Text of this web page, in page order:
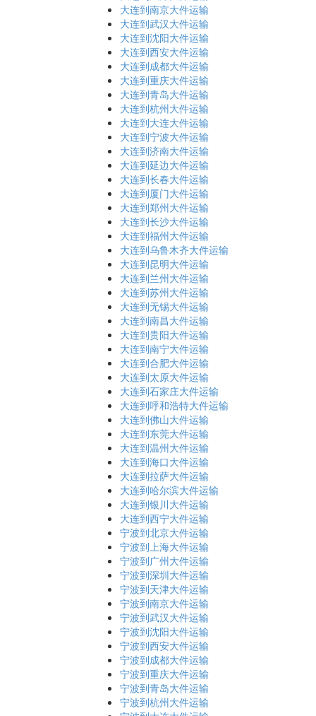
大连到南京大件运输
大连到武汉大件运输
大连到沈阳大件运输
大连到西安大件运输
大连到成都大件运输
大连到重庆大件运输
大连到青岛大件运输
大连到杭州大件运输
大连到大连大件运输
大连到宁波大件运输
大连到济南大件运输
大连到延边大件运输
大连到长春大件运输
大连到厦门大件运输
大连到郑州大件运输
大连到长沙大件运输
大连到福州大件运输
大连到乌鲁木齐大件运输
大连到昆明大件运输
大连到兰州大件运输
大连到苏州大件运输
大连到无锡大件运输
大连到南昌大件运输
大连到贵阳大件运输
大连到南宁大件运输
大连到合肥大件运输
大连到太原大件运输
大连到石家庄大件运输
大连到呼和浩特大件运输
大连到佛山大件运输
大连到东莞大件运输
大连到温州大件运输
大连到海口大件运输
大连到拉萨大件运输
大连到哈尔滨大件运输
大连到银川大件运输
大连到西宁大件运输
宁波到北京大件运输
宁波到上海大件运输
宁波到广州大件运输
宁波到深圳大件运输
宁波到天津大件运输
宁波到南京大件运输
宁波到武汉大件运输
宁波到沈阳大件运输
宁波到西安大件运输
宁波到成都大件运输
宁波到重庆大件运输
宁波到青岛大件运输
宁波到杭州大件运输